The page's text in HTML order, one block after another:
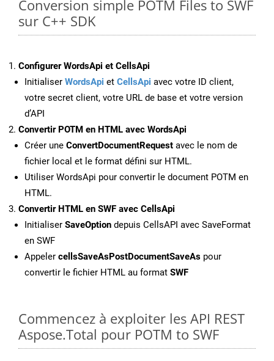
Conversion simple POTM Files to SWF
sur C++ SDK
Configurer WordsApi et CellsApi
Initialiser WordsApi et CellsApi avec votre ID client,
votre secret client, votre URL de base et votre version
d’API
Convertir POTM en HTML avec WordsApi
Créer une ConvertDocumentRequest avec le nom de
fichier local et le format défini sur HTML.
Utiliser WordsApi pour convertir le document POTM en
HTML.
Convertir HTML en SWF avec CellsApi
Initialiser SaveOption depuis CellsAPI avec SaveFormat
en SWF
Appeler cellsSaveAsPostDocumentSaveAs pour
convertir le fichier HTML au format SWF
Commencez à exploiter les API REST
Aspose.Total pour POTM to SWF